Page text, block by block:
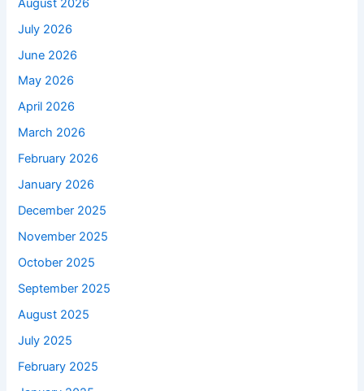
August 2026
July 2026
June 2026
May 2026
April 2026
March 2026
February 2026
January 2026
December 2025
November 2025
October 2025
September 2025
August 2025
July 2025
February 2025